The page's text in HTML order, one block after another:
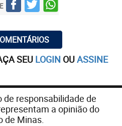
SEU LOGIN OUASSINE
de responsabilidade de
a opinião do
de Minas.